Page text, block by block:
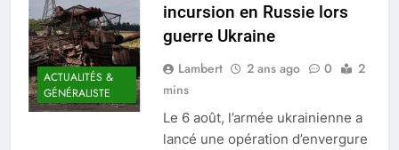
ACTUALITÉS &
GÉNÉRALISTE
incursion en Russie lors
guerre Ukraine
Lambert 2 ans ago 0
2
mins
Le 6 août, l’armée ukrainienne a
lancé une opération d’envergure